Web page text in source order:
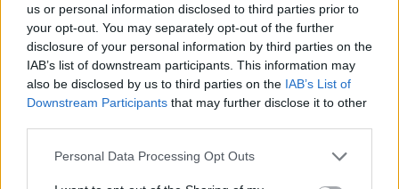
us or personal information disclosed to third parties prior to
your opt-out. You may separately opt-out of the further
disclosure of your personal information by third parties on the
IAB’s list of downstream participants. This information may
also be disclosed by us to third parties on the IAB’s List of
Downstream Participants that may further disclose it to other
Personal Data Processing Opt Outs
Βροχές και καταιγίδες τις επόμενες ώρες
σε πολλές περιοχές της χώρας - Πού
"έριξε καρέκλες" στην Αττική
Εγγραφή στο newsletter